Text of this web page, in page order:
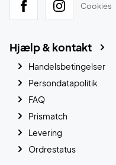
Cookies
Hjælp & kontakt
Handelsbetingelser
Persondatapolitik
FAQ
Prismatch
Levering
Ordrestatus